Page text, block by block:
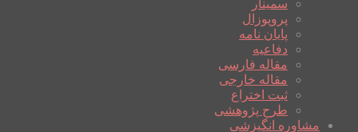
سمینار
پروپوزال
پایان نامه
دفاعیه
مقاله فارسی
مقاله خارجی
ثبت اختراع
طرح پژوهشی
مشاوره انگیزشی